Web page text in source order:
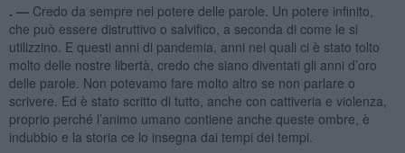
. — Credo da sempre nel potere delle parole. Un potere infinito,
che può essere distruttivo o salvifico, a seconda di come le si
utilizzino. E questi anni di pandemia, anni nei quali ci è stato tolto
molto delle nostre libertà, credo che siano diventati gli anni d’oro
delle parole. Non potevamo fare molto altro se non parlare o
scrivere. Ed è stato scritto di tutto, anche con cattiveria e violenza,
proprio perché l’animo umano contiene anche queste ombre, è
indubbio e la storia ce lo insegna dai tempi dei tempi.